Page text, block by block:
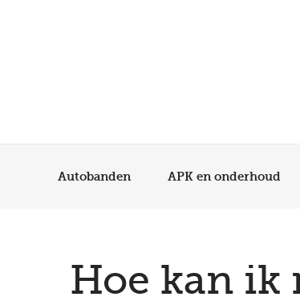
Autobanden APK en onderhoud
Hoe kan ik